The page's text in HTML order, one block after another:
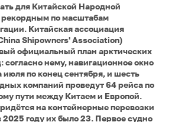
для Китайской Народной
по масштабам
Китайская ассоциация
Shipowners' Association)
официальный план арктических
согласно нему, навигационное окно
июля по конец сентября, и шесть
компаний проведут 64 рейса по
пути между Китаем и Европой.
на контейнерные перевозки
2025 году их было 23. Первое судно